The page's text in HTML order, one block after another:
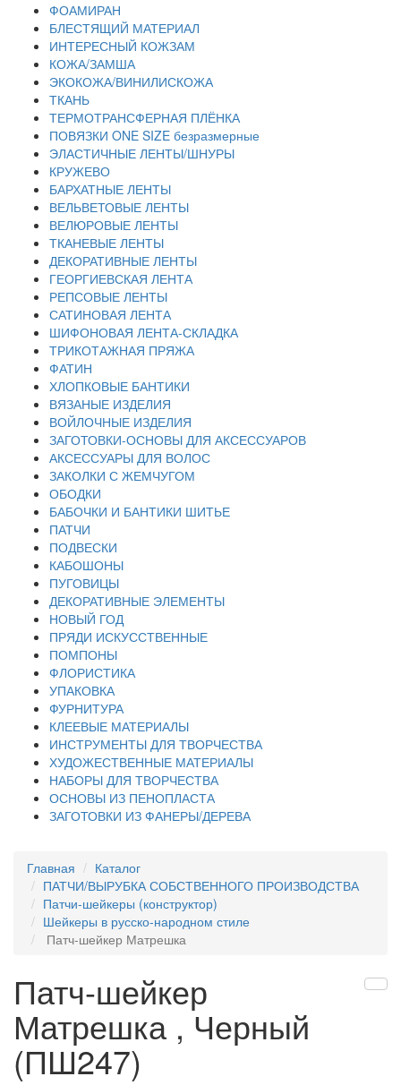
ФОАМИРАН
БЛЕСТЯЩИЙ МАТЕРИАЛ
ИНТЕРЕСНЫЙ КОЖЗАМ
КОЖА/ЗАМША
ЭКОКОЖА/ВИНИЛИСКОЖА
ТКАНЬ
ТЕРМОТРАНСФЕРНАЯ ПЛЁНКА
ПОВЯЗКИ ONE SIZE безразмерные
ЭЛАСТИЧНЫЕ ЛЕНТЫ/ШНУРЫ
КРУЖЕВО
БАРХАТНЫЕ ЛЕНТЫ
ВЕЛЬВЕТОВЫЕ ЛЕНТЫ
ВЕЛЮРОВЫЕ ЛЕНТЫ
ТКАНЕВЫЕ ЛЕНТЫ
ДЕКОРАТИВНЫЕ ЛЕНТЫ
ГЕОРГИЕВСКАЯ ЛЕНТА
РЕПСОВЫЕ ЛЕНТЫ
САТИНОВАЯ ЛЕНТА
ШИФОНОВАЯ ЛЕНТА-СКЛАДКА
ТРИКОТАЖНАЯ ПРЯЖА
ФАТИН
ХЛОПКОВЫЕ БАНТИКИ
ВЯЗАНЫЕ ИЗДЕЛИЯ
ВОЙЛОЧНЫЕ ИЗДЕЛИЯ
ЗАГОТОВКИ-ОСНОВЫ ДЛЯ АКСЕССУАРОВ
АКСЕССУАРЫ ДЛЯ ВОЛОС
ЗАКОЛКИ С ЖЕМЧУГОМ
ОБОДКИ
БАБОЧКИ И БАНТИКИ ШИТЬЕ
ПАТЧИ
ПОДВЕСКИ
КАБОШОНЫ
ПУГОВИЦЫ
ДЕКОРАТИВНЫЕ ЭЛЕМЕНТЫ
НОВЫЙ ГОД
ПРЯДИ ИСКУССТВЕННЫЕ
ПОМПОНЫ
ФЛОРИСТИКА
УПАКОВКА
ФУРНИТУРА
КЛЕЕВЫЕ МАТЕРИАЛЫ
ИНСТРУМЕНТЫ ДЛЯ ТВОРЧЕСТВА
ХУДОЖЕСТВЕННЫЕ МАТЕРИАЛЫ
НАБОРЫ ДЛЯ ТВОРЧЕСТВА
ОСНОВЫ ИЗ ПЕНОПЛАСТА
ЗАГОТОВКИ ИЗ ФАНЕРЫ/ДЕРЕВА
Главная
Каталог
ПАТЧИ/ВЫРУБКА СОБСТВЕННОГО ПРОИЗВОДСТВА
Патчи-шейкеры (конструктор)
Шейкеры в русско-народном стиле
Патч-шейкер Матрешка
Патч-шейкер
Матрешка , Черный
(ПШ247)